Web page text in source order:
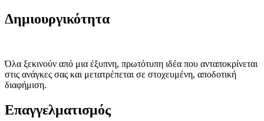
Δημιουργικότητα
Όλα ξεκινούν από μια έξυπνη, πρωτότυπη ιδέα που ανταποκρίνεται
στις ανάγκες σας και μετατρέπεται σε στοχευμένη, αποδοτική
διαφήμιση.
Επαγγελματισμός